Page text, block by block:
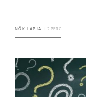
NŐK LAPJA 2 PERC